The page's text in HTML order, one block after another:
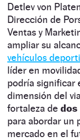
Detlev von
Dirección de
Ventas y
ampliar su
vehículos
líder en
podría significar
dimensión del
fortaleza de dos
para abordar un
mercado en el